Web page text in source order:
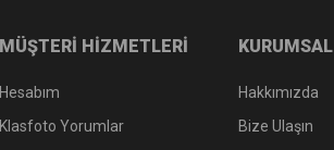
MÜŞTERİ HİZMETLERİ
Hesabım
Klasfoto Yorumlar
KURUMSAL
Hakkımızda
Bize Ulaşın